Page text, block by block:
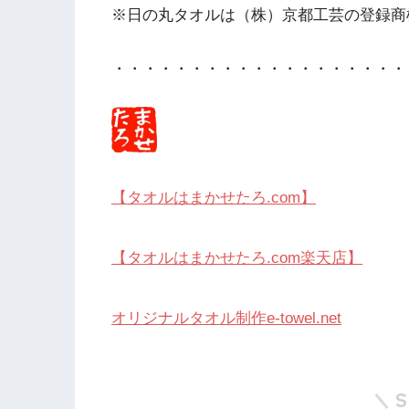
※日の丸タオルは（株）京都工芸の登録商
・・・・・・・・・・・・・・・・・・
【タオルはまかせたろ.com】
【タオルはまかせたろ.com楽天店】
オリジナルタオル制作e-towel.net